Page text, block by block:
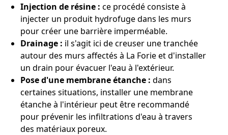
Injection de résine : ce procédé consiste à
injecter un produit hydrofuge dans les murs
pour créer une barrière imperméable.
Drainage : il s'agit ici de creuser une tranchée
autour des murs affectés à La Forie et d'installer
un drain pour évacuer l'eau à l'extérieur.
Pose d'une membrane étanche : dans
certaines situations, installer une membrane
étanche à l'intérieur peut être recommandé
pour prévenir les infiltrations d'eau à travers
des matériaux poreux.